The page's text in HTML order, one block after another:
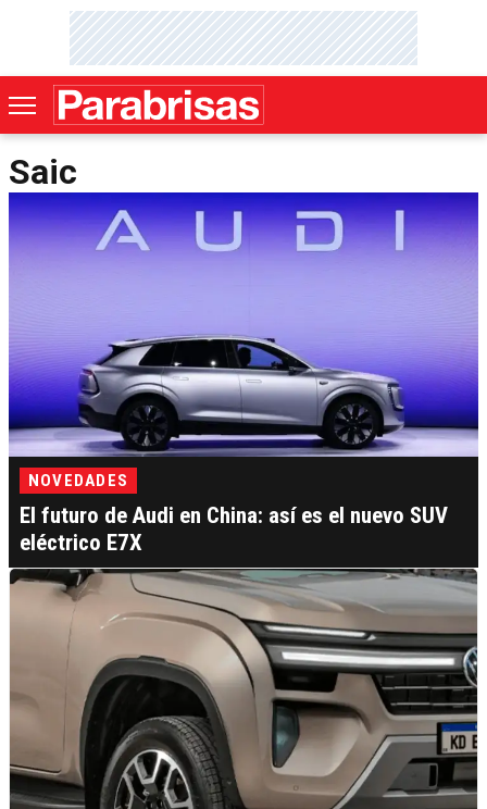
Saic
NOVEDADES
El futuro de Audi en China: así es el nuevo SUV
eléctrico E7X